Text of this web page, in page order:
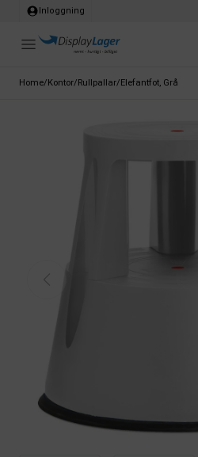
Inloggning
Home/Kontor/Rullpallar/Elefantfot, Grå